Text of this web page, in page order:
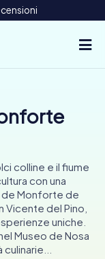
DE
colline e il fiume
con una
de Monforte de
Vicente del Pino,
uniche.
Museo de Nosa